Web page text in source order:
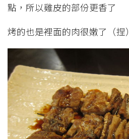
點，所以雞皮的部份更香了
烤的也是裡面的肉很嫩了（捏）